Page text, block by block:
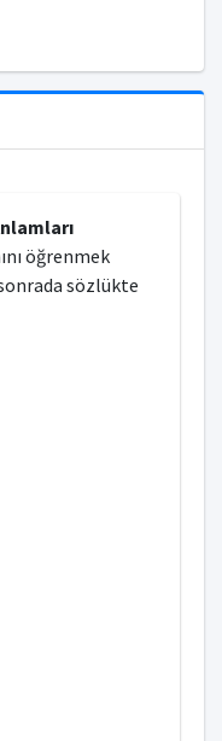
öğrenmek
sözlükte